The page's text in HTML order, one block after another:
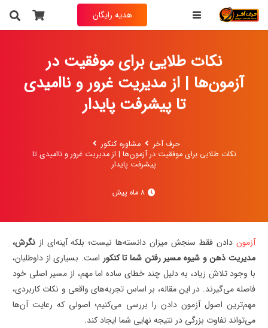
هدیه رایگان
نکات طلایی برای موفقیت در
آزمون‌ها | از مدیریت غرور و ناامیدی
تا پیشرفت پایدار
حرف آخر
مشاوره کنکور
نکات طلایی برای موفقیت در آزمون‌ها | از مدیریت غرور و ناامیدی تا
پیشرفت پایدار
8 ماه پیش
آزمون دادن فقط سنجش میزان دانسته‌ها نیست؛ بلکه آینه‌ای از نگرش،
مدیریت ذهن و شیوه مسیر رفتن شما تا کنکور است. بسیاری از داوطلبان،
با وجود تلاش زیاد، به دلیل چند خطای ساده اما مهم، از مسیر اصلی خود
فاصله می‌گیرند. در این مقاله، بر اساس تجربه‌های واقعی و نکات کاربردی،
مهم‌ترین اصول آزمون دادن را بررسی می‌کنیم؛ اصولی که رعایت آن‌ها
می‌تواند تفاوت بزرگی در نتیجه نهایی شما ایجاد کند.